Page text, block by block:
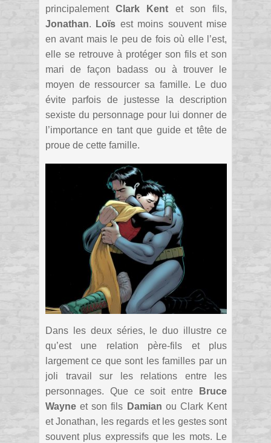
principalementClark Kent et son fils,
Jonathan. Loïs est moins souvent mise
en avant mais le peu de fois où elle l’est,
elle se retrouve à protéger son fils et son
mari de façon badass ou à trouver le
moyen de ressourcer sa famille. Le duo
évite parfois de justesse la description
sexiste du personnage pour lui donner de
l’importance en tant que guide et tête de
proue de cette famille.
Dans les deux séries, le duo illustre ce
qu’est une relation père-fils et plus
largement ce que sont les familles par un
joli travail sur les relations entre les
personnages. Que ce soit entre
Bruce
Wayne et son fils Damian ou Clark Kent
et Jonathan, les regards et les gestes sont
souvent plus expressifs que les mots. Le